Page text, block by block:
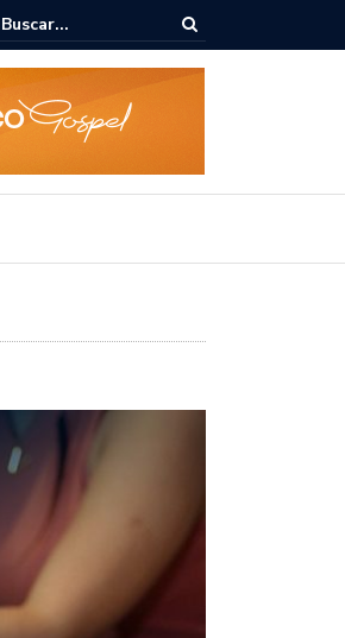
turístico e econômico da Maratona